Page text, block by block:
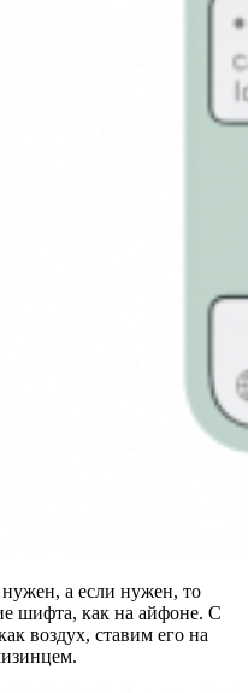
а если нужен, то
шифта, как на айфоне. С
воздух, ставим его на